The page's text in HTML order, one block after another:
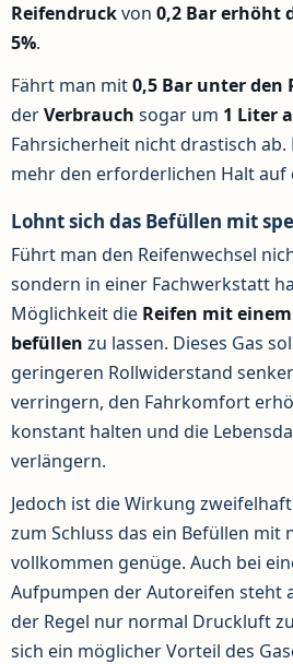
Reifendruckvon 0,2 Bar erhöht
5%.
Fährt man mit0,5 Bar unter den
derVerbrauch sogar um 1 Liter
Fahrsicherheit nicht drastisch
mehr den erforderlichen Halt auf
Lohnt sich das Befüllen mit
Führt man den Reifenwechsel
sondern in einer Fachwerkstatt
Möglichkeit die Reifen mit
befüllen zu lassen. Dieses Gas
geringeren Rollwiderstand
verringern, den Fahrkomfort
konstant halten und die
verlängern.
Jedoch ist die Wirkung
zum Schluss das ein Befüllen mit
vollkommen genüge. Auch bei
Aufpumpen der Autoreifen steht
der Regel nur normal Druckluft
sich ein möglicher Vorteil des